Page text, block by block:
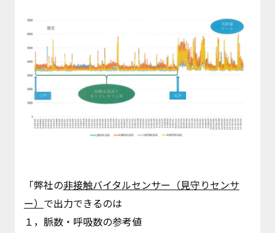
「弊社の非接触バイタルセンサー（見守りセンサ
ー） で出力できるのは
１，脈数・呼吸数の参考値